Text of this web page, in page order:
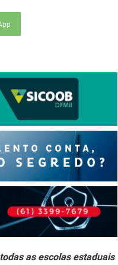
as escolas estaduais